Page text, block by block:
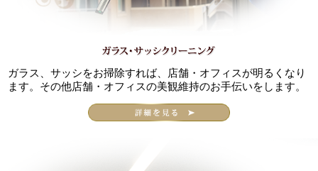
ガラス、サッシをお掃除すれば、店舗・オフィスが明るくなり
ます。その他店舗・オフィスの美観維持のお手伝いをします。